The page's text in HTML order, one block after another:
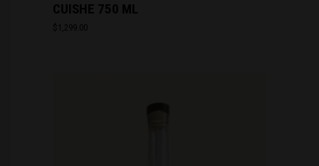
CUISHE 750 ML
$ 1,299.00